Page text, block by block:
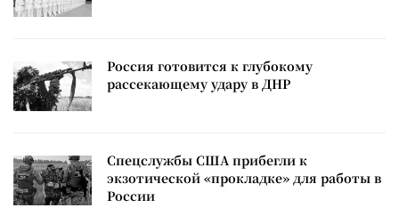
Россия готовится к глубокому
рассекающему удару в ДНР
Спецслужбы США прибегли к
экзотической «прокладке» для работы в
России